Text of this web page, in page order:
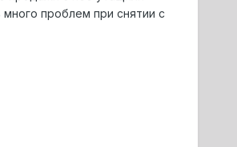
проблем при снятии с